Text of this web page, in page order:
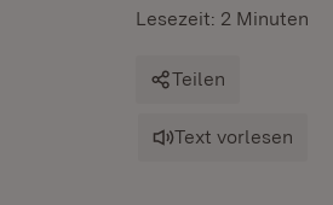
Lesezeit: 2 Minuten
Teilen
Text vorlesen